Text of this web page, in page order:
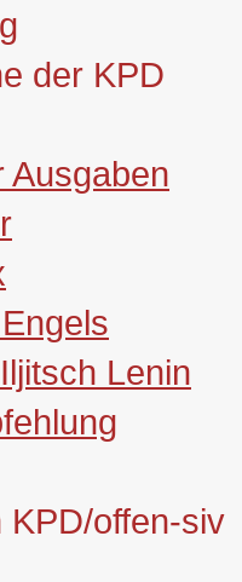
der KPD
Ausgaben
Lenin
KPD/offen-siv